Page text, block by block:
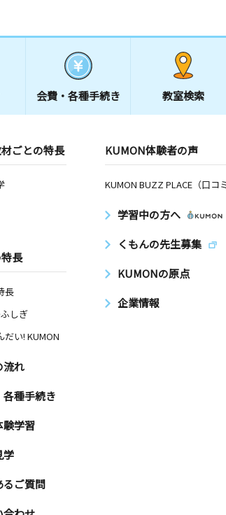
会費・ 各種手続き 教室検索
ごとの特長
長
長
しぎ
だい! KUMON
流れ
各種手続き
験学習
学
るご質問
KUMON体験者の声
KUMON BUZZ PLACE（口コ
学習中の方へ
くもんの先生募集
KUMONの原点
企業情報